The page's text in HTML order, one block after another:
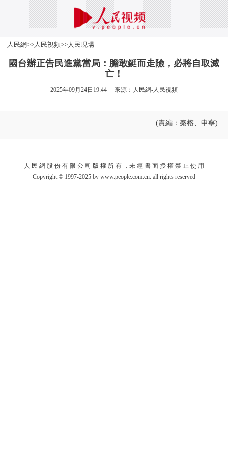
人民網>>人民視頻>>人民現場
國台辦正告民進黨當局：膽敢鋌而走險，必將自取滅
亡！
2025年09月24日19:44 來源： 人民網-人民視頻
(責編：秦榕、申寧)
人 民 網 股 份 有 限 公 司 版 權 所 有 ，未 經 書 面 授 權 禁 止 使 用
Copyright © 1997-2025 by www.people.com.cn. all rights reserved